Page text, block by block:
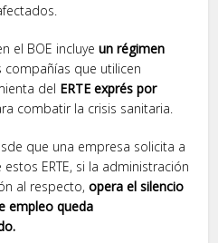
el BOE incluyeun régimen
compañías que utilicen
del ERTE exprés por
combatir la crisis sanitaria.
que una empresa solicita a
ERTE, si la administración
al respecto,opera el silencio
empleo queda